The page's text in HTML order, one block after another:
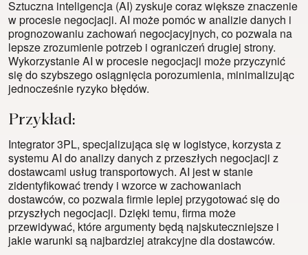
Sztuczna inteligencja (AI) zyskuje coraz większe znaczenie
w procesie negocjacji. AI może pomóc w analizie danych i
prognozowaniu zachowań negocjacyjnych, co pozwala na
lepsze zrozumienie potrzeb i ograniczeń drugiej strony.
Wykorzystanie AI w procesie negocjacji może przyczynić
się do szybszego osiągnięcia porozumienia, minimalizując
jednocześnie ryzyko błędów.
Przykład:
Integrator 3PL, specjalizująca się w logistyce, korzysta z
systemu AI do analizy danych z przeszłych negocjacji z
dostawcami usług transportowych. AI jest w stanie
zidentyfikować trendy i wzorce w zachowaniach
dostawców, co pozwala firmie lepiej przygotować się do
przyszłych negocjacji. Dzięki temu, firma może
przewidywać, które argumenty będą najskuteczniejsze i
jakie warunki są najbardziej atrakcyjne dla dostawców.